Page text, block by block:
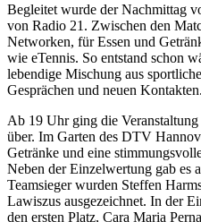
Begleitet wurde der Nachmittag
von Radio 21. Zwischen den
Networken, für Essen und
wie eTennis. So entstand schon
lebendige Mischung aus
Gesprächen und neuen Kontakten.
Ab 19 Uhr ging die
über. Im Garten des DTV
Getränke und eine
Neben der Einzelwertung gab es
Teamsieger wurden Steffen
Lawiszus ausgezeichnet. In der
den ersten Platz, Cara Maria